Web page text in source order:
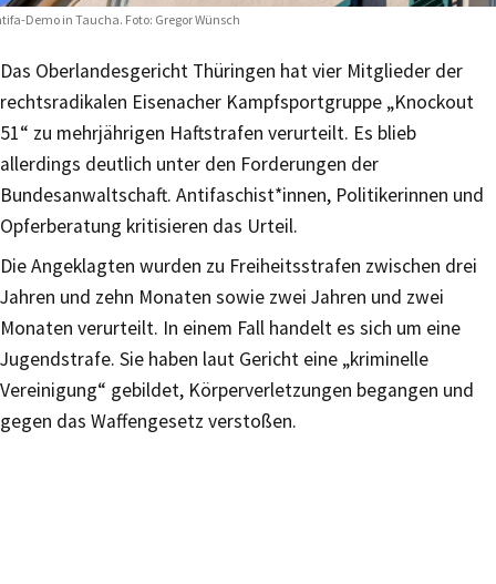
Demo in Taucha. Foto: Gregor Wünsch
Das Oberlandesgericht Thüringen hat vier Mitglieder der
rechtsradikalen Eisenacher Kampfsportgruppe „Knockout
51“ zu mehrjährigen Haftstrafen verurteilt. Es blieb
allerdings deutlich unter den Forderungen der
Bundesanwaltschaft. Antifaschist*innen, Politikerinnen und
Opferberatung kritisieren das Urteil.
Die Angeklagten wurden zu Freiheitsstrafen zwischen drei
Jahren und zehn Monaten sowie zwei Jahren und zwei
Monaten verurteilt. In einem Fall handelt es sich um eine
Jugendstrafe. Sie haben laut Gericht eine „kriminelle
Vereinigung“ gebildet, Körperverletzungen begangen und
gegen das Waffengesetz verstoßen.